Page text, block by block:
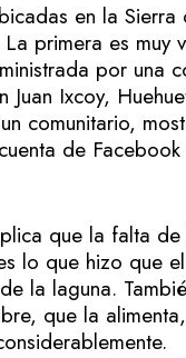
en la Sierra
La primera es muy
por una
Juan Ixcoy,
comunitario,
de
que la falta
lo que hizo que
la laguna.
que la